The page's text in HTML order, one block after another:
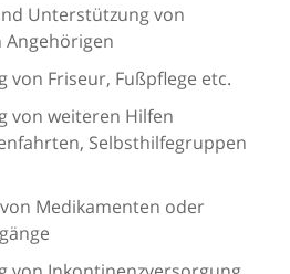
Unterstützung von
Angehörigen
von Friseur, Fußpflege etc.
von weiteren Hilfen
Selbsthilfegruppen
Medikamenten oder